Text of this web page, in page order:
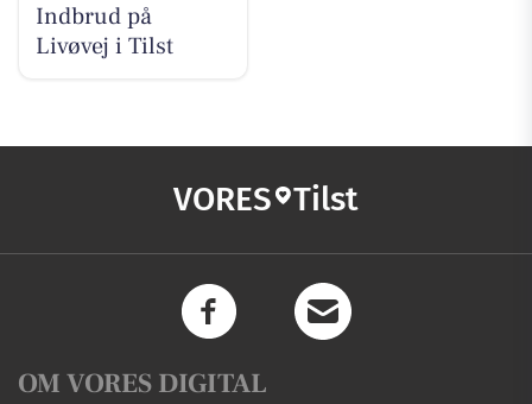
Indbrud på
Livøvej i Tilst
VORES Tilst
OM VORES DIGITAL